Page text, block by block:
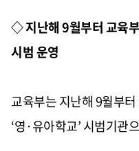
◇ 지난해9월부터 교육부
시범 운영
교육부는 지난해9월부
‘영·유아학교’시범기관